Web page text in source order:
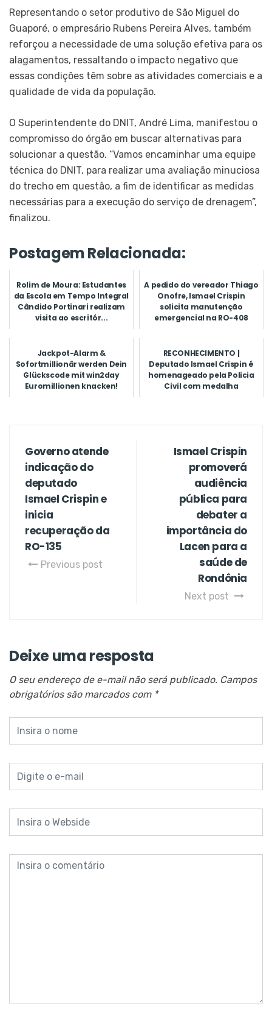
Representando o setor produtivo de São Miguel do
Guaporé, o empresário Rubens Pereira Alves, também
reforçou a necessidade de uma solução efetiva para os
alagamentos, ressaltando o impacto negativo que
essas condições têm sobre as atividades comerciais e a
qualidade de vida da população.
O Superintendente do DNIT, André Lima, manifestou o
compromisso do órgão em buscar alternativas para
solucionar a questão. “Vamos encaminhar uma equipe
técnica do DNIT, para realizar uma avaliação minuciosa
do trecho em questão, a fim de identificar as medidas
necessárias para a execução do serviço de drenagem”,
finalizou.
Postagem Relacionada:
Rolim de Moura: Estudantes
da Escola em Tempo Integral
Cândido Portinari realizam
visita ao escritór...
A pedido do vereador Thiago
Onofre, Ismael Crispin
solicita manutenção
emergencial na RO-408
Jackpot-Alarm &
Sofortmillionär werden Dein
Glückscode mit win2day
Euromillionen knacken!
RECONHECIMENTO |
Deputado Ismael Crispin é
homenageado pela Policia
Civil com medalha
Governo atende
indicação do
deputado
Ismael Crispin e
inicia
recuperação da
RO-135
Previous post
Ismael Crispin
promoverá
audiência
pública para
debater a
importância do
Lacen para a
saúde de
Rondônia
Next post
Deixe uma resposta
O seu endereço de e-mail não será publicado. Campos
obrigatórios são marcados com *